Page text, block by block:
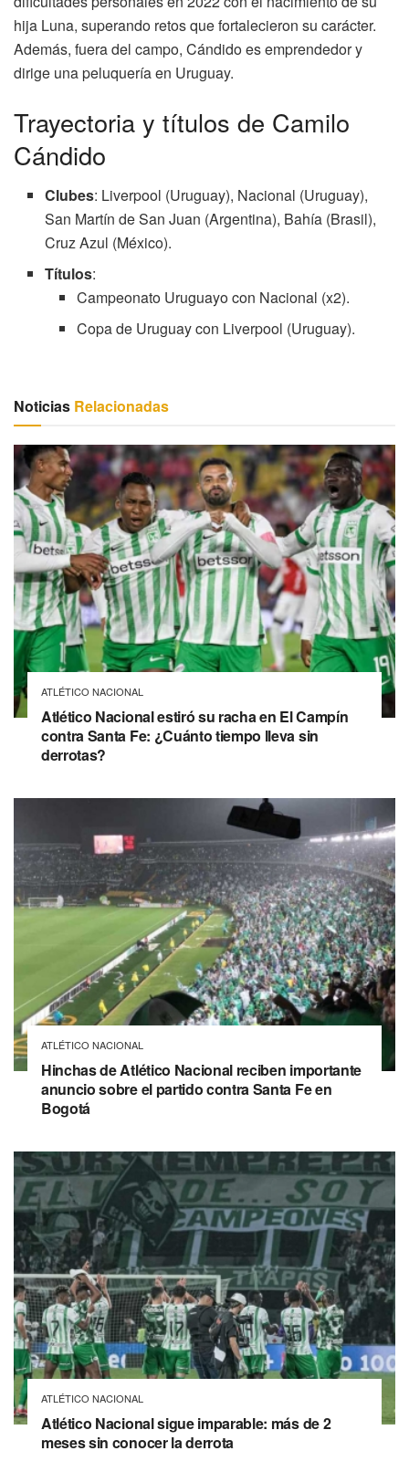
hija Luna, superando retos que fortalecieron su carácter.
Además, fuera del campo, Cándido es emprendedor y
dirige una peluquería en Uruguay.
Trayectoria y títulos de Camilo
Cándido
Clubes: Liverpool (Uruguay), Nacional (Uruguay),
San Martín de San Juan (Argentina), Bahía (Brasil),
Cruz Azul (México).
Títulos:
Campeonato Uruguayo con Nacional (x2).
Copa de Uruguay con Liverpool (Uruguay).
Noticias Relacionadas
ATLÉTICO NACIONAL
Atlético Nacional estiró su racha en El Campín
contra Santa Fe: ¿Cuánto tiempo lleva sin
derrotas?
ATLÉTICO NACIONAL
Hinchas de Atlético Nacional reciben importante
anuncio sobre el partido contra Santa Fe en
Bogotá
ATLÉTICO NACIONAL
Atlético Nacional sigue imparable: más de 2
meses sin conocer la derrota